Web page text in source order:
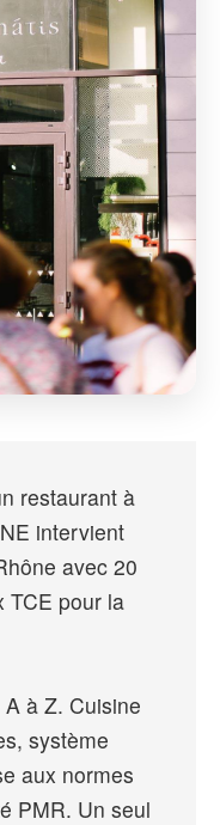
restaurant à
intervient
avec 20
TCE pour la
à Z. Cuisine
système
aux normes
PMR. Un seul